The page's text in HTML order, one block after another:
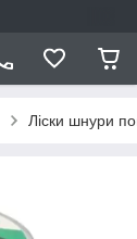
Ліски шнури